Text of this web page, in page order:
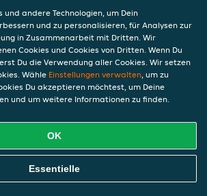
Croûtons und
Speck
Croûtons und
(mager) mit
Online Essen Bestellen
und andere Technologien, um Dein
und zu personalisieren, für Analysen zur
in Zusammenarbeit mit Dritten. Wir
Cookies und Cookies von Dritten. Wenn Du
Du die Verwendung aller Cookies. Wir setzen
Wähle Einstellungen verwalten, um zu
Du akzeptieren möchtest, um Deine
und um weitere Informationen zu finden.
OK
Essentielle